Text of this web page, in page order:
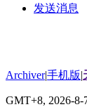
发送消息
Archiver|手机版|
GMT+8, 2026-8-